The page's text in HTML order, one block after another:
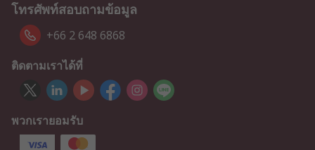
โทรศัพท์สอบถามข้อมูล
+66 2 648 6868
ติดตามเราได้ที่
พวกเรายอมรับ